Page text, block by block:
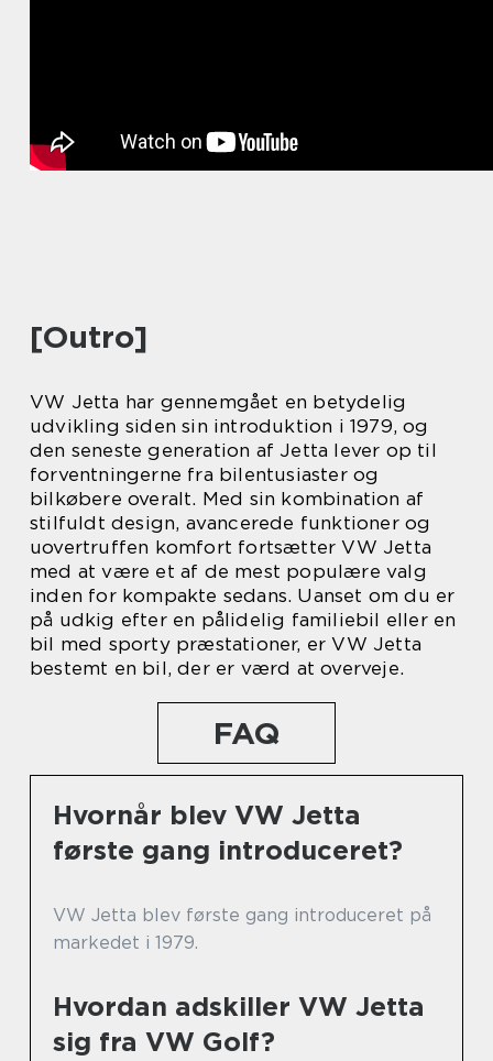
[Outro]
VW Jetta har gennemgået en betydelig
udvikling siden sin introduktion i 1979, og
den seneste generation af Jetta lever op til
forventningerne fra bilentusiaster og
bilkøbere overalt. Med sin kombination af
stilfuldt design, avancerede funktioner og
uovertruffen komfort fortsætter VW Jetta
med at være et af de mest populære valg
inden for kompakte sedans. Uanset om du er
på udkig efter en pålidelig familiebil eller en
bil med sporty præstationer, er VW Jetta
bestemt en bil, der er værd at overveje.
FAQ
Hvornår blev VW Jetta
første gang introduceret?
VW Jetta blev første gang introduceret på
markedet i 1979.
Hvordan adskiller VW Jetta
sig fra VW Golf?